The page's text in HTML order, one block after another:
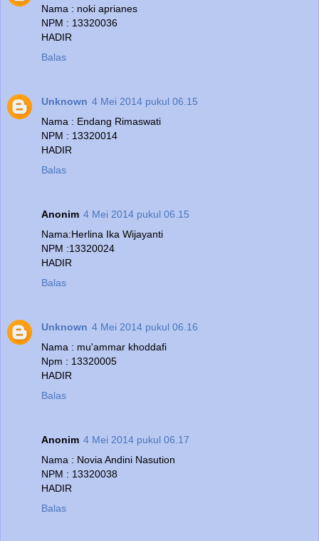
Nama : noki aprianes
NPM : 13320036
HADIR
Balas
Unknown 4 Mei 2014 pukul 06.15
Nama : Endang Rimaswati
NPM : 13320014
HADIR
Balas
Anonim 4 Mei 2014 pukul 06.15
Nama:Herlina Ika Wijayanti
NPM :13320024
HADIR
Balas
Unknown 4 Mei 2014 pukul 06.16
Nama : mu'ammar khoddafi
Npm : 13320005
HADIR
Balas
Anonim 4 Mei 2014 pukul 06.17
Nama : Novia Andini Nasution
NPM : 13320038
HADIR
Balas